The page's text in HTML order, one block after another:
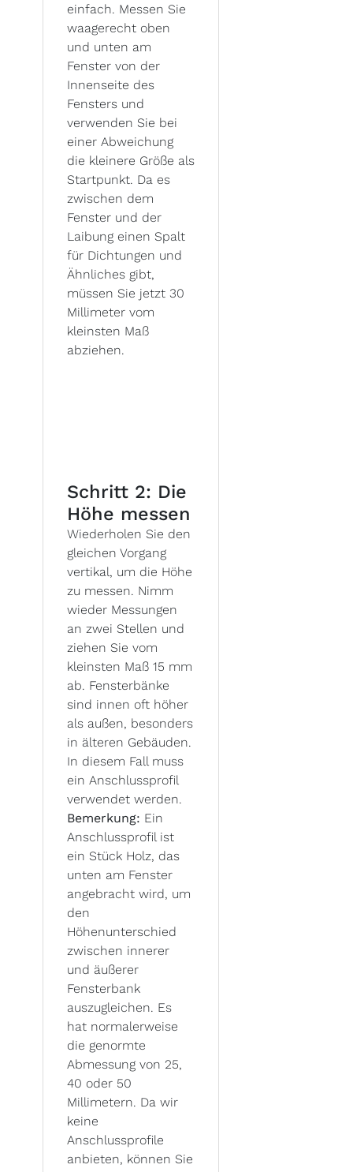
einfach. Messen Sie
waagerecht oben
und unten am
Fenster von der
Innenseite des
Fensters und
verwenden Sie bei
einer Abweichung
die kleinere Größe als
Startpunkt. Da es
zwischen dem
Fenster und der
Laibung einen Spalt
für Dichtungen und
Ähnliches gibt,
müssen Sie jetzt 30
Millimeter vom
kleinsten Maß
abziehen.
Schritt 2: Die
Höhe messen
Wiederholen Sie den
gleichen Vorgang
vertikal, um die Höhe
zu messen. Nimm
wieder Messungen
an zwei Stellen und
ziehen Sie vom
kleinsten Maß 15 mm
ab. Fensterbänke
sind innen oft höher
als außen, besonders
in älteren Gebäuden.
In diesem Fall muss
ein Anschlussprofil
verwendet werden.
Bemerkung: Ein
Anschlussprofil ist
ein Stück Holz, das
unten am Fenster
angebracht wird, um
den
Höhenunterschied
zwischen innerer
und äußerer
Fensterbank
auszugleichen. Es
hat normalerweise
die genormte
Abmessung von 25,
40 oder 50
Millimetern. Da wir
keine
Anschlussprofile
anbieten, können Sie